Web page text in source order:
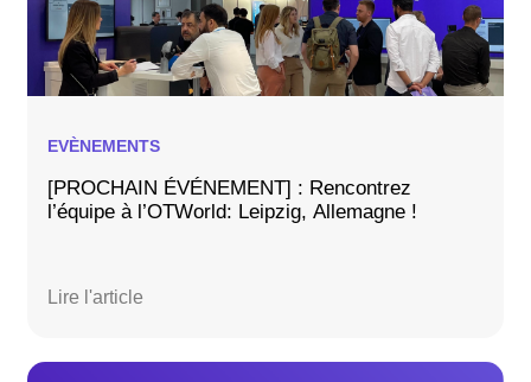
EVÈNEMENTS
[PROCHAIN ÉVÉNEMENT] : Rencontrez
l’équipe à l’OTWorld: Leipzig, Allemagne !
Lire l'article